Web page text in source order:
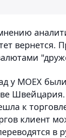
вернется.
у MOEX
к
клиент
в